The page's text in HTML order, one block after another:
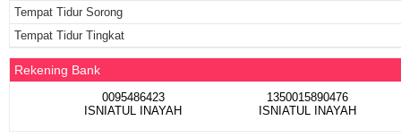
Tempat Tidur Sorong
Tempat Tidur Tingkat
Rekening Bank
0095486423
ISNIATUL INAYAH
1350015890476
ISNIATUL INAYAH